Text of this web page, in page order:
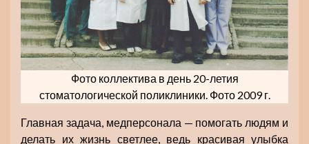
Фото коллектива в день 20-летия
стоматологической поликлиники. Фото 2009 г.
Главная задача, медперсонала — помогать людям и
делать их жизнь светлее, ведь красивая улыбка